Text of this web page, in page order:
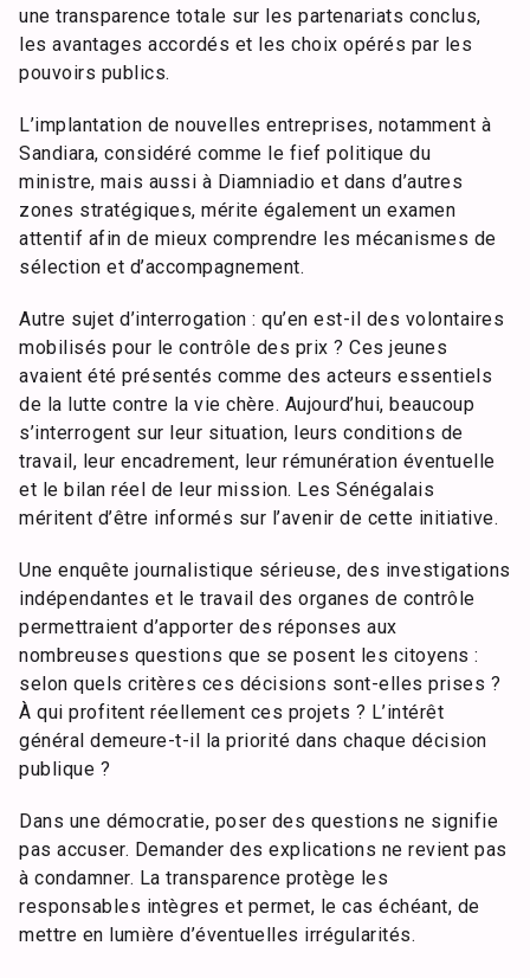
une transparence totale sur les partenariats conclus,
les avantages accordés et les choix opérés par les
pouvoirs publics.
L’implantation de nouvelles entreprises, notamment à
Sandiara, considéré comme le fief politique du
ministre, mais aussi à Diamniadio et dans d’autres
zones stratégiques, mérite également un examen
attentif afin de mieux comprendre les mécanismes de
sélection et d’accompagnement.
Autre sujet d’interrogation : qu’en est-il des volontaires
mobilisés pour le contrôle des prix ? Ces jeunes
avaient été présentés comme des acteurs essentiels
de la lutte contre la vie chère. Aujourd’hui, beaucoup
s’interrogent sur leur situation, leurs conditions de
travail, leur encadrement, leur rémunération éventuelle
et le bilan réel de leur mission. Les Sénégalais
méritent d’être informés sur l’avenir de cette initiative.
Une enquête journalistique sérieuse, des investigations
indépendantes et le travail des organes de contrôle
permettraient d’apporter des réponses aux
nombreuses questions que se posent les citoyens :
selon quels critères ces décisions sont-elles prises ?
À qui profitent réellement ces projets ? L’intérêt
général demeure-t-il la priorité dans chaque décision
publique ?
Dans une démocratie, poser des questions ne signifie
pas accuser. Demander des explications ne revient pas
à condamner. La transparence protège les
responsables intègres et permet, le cas échéant, de
mettre en lumière d’éventuelles irrégularités.